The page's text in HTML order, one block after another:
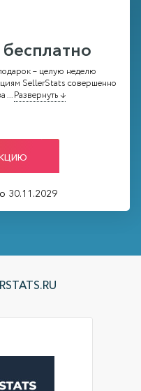
– целую неделю
SellerStats совершенно
...Развернуть ↓
30.11.2029